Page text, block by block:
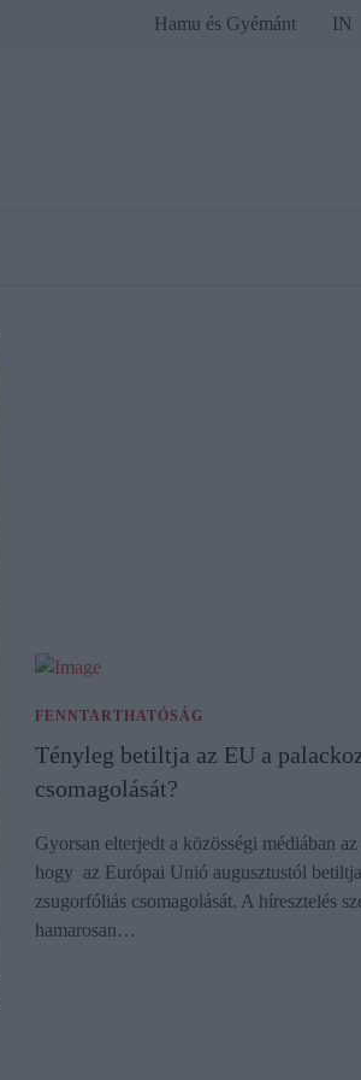
Hamu és Gyémánt IN
FENNTARTHATÓSÁG
Tényleg betiltja az EU a
csomagolását?
Gyorsan elterjedt a közösségi médiában
hogy az Európai Unió augusztustól
zsugorfóliás csomagolását. A híresztelés
hamarosan…